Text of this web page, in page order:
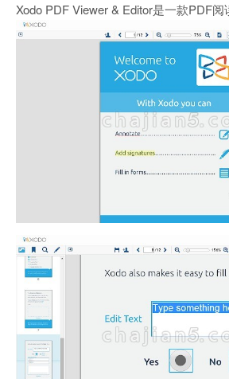
Xodo PDF Viewer & Editor是一款PDF阅